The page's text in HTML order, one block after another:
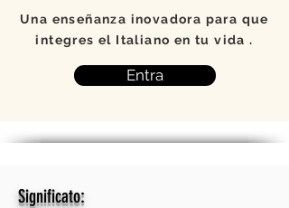
Una enseñanza inovadora para que
integres el Italiano en tu vida .
Entra
Significato: